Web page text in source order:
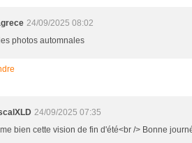
24/09/2025 08:02
photos automnales
24/09/2025 07:35
bien cette vision de fin d'été<br /> Bonne